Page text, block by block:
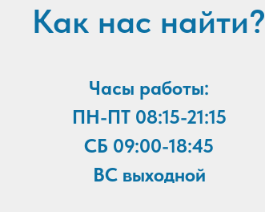
Как нас найти?
Часы работы:
ПН-ПТ 08:15-21:15
CБ 09:00-18:45
ВС выходной